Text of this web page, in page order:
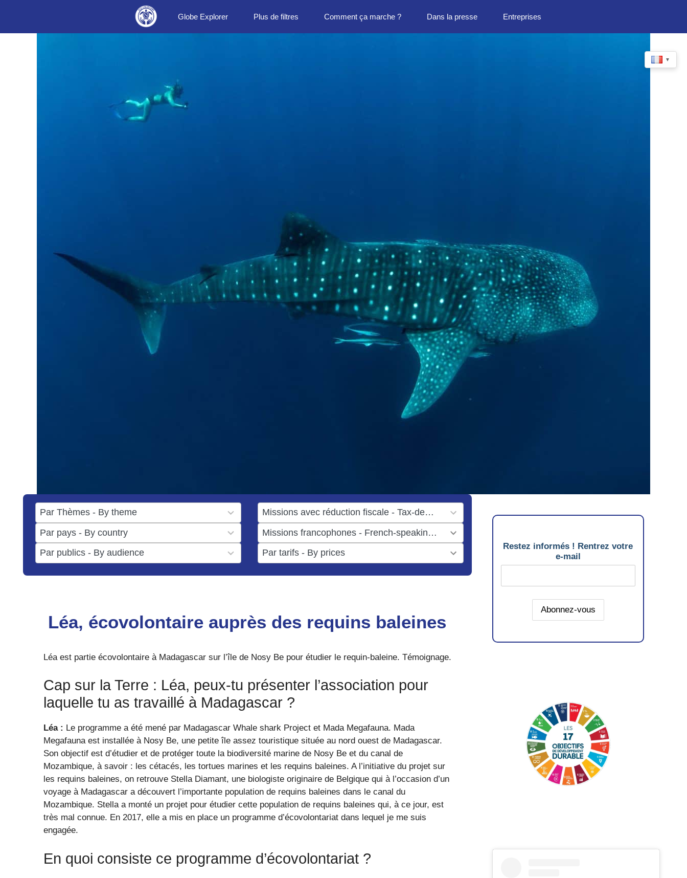
contenu
Globe Explorer Plus de filtres Comment ça marche ? Dans la presse Entreprises
▼
17
results
available
50
results
available
results
available
result
available
result
available
results
available
Léa, écovolontaire auprès des requins baleines
Léa est partie écovolontaire à Madagascar sur l’île de Nosy Be pour étudier le requin-baleine. Témoignage.
Cap sur la Terre : Léa, peux-tu présenter l’association pour
laquelle tu as travaillé à Madagascar ?
Léa : Le programme a été mené par Madagascar Whale shark Project et Mada Megafauna. Mada
Megafauna est installée à Nosy Be, une petite île assez touristique située au nord ouest de Madagascar.
Son objectif est d’étudier et de protéger toute la biodiversité marine de Nosy Be et du canal de
Mozambique, à savoir : les cétacés, les tortues marines et les requins baleines. A l’initiative du projet sur
les requins baleines, on retrouve Stella Diamant, une biologiste originaire de Belgique qui à l’occasion d’un
voyage à Madagascar a découvert l’importante population de requins baleines dans le canal du
Mozambique. Stella a monté un projet pour étudier cette population de requins baleines qui, à ce jour, est
très mal connue. En 2017, elle a mis en place un programme d’écovolontariat dans lequel je me suis
engagée.
En quoi consiste ce programme d’écovolontariat ?
Restez informés ! Rentrez votre
e-mail